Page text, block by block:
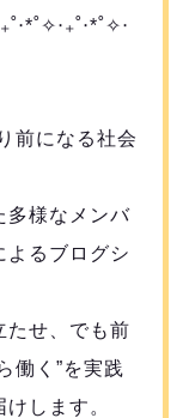
前になる社会
多様なメンバ
よるブログシ
たせ、でも前
働く”を実践
します。